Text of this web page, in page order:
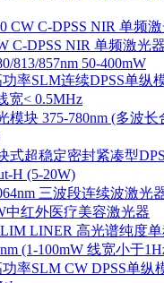
CW C-DPSS NIR 单频
C-DPSS NIR 单频激光器
813/857nm 50-400mW
率SLM连续DPSS单纵
宽< 0.5MHz
模块 375-780nm (多波
式超稳定密封紧凑型
H (5-20W)
三波段连续波激光
中红外医疗美容激光器
LINER 高光谱纯度
(1-100mW 线宽小于
率SLM CW DPSS单纵